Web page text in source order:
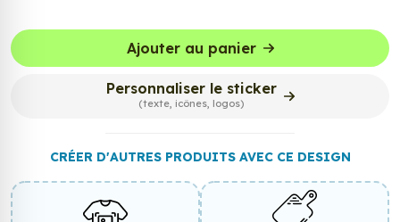
Ajouter au panier
Personnaliser le sticker
(texte, icônes, logos)
CRÉER D'AUTRES PRODUITS AVEC CE DESIGN